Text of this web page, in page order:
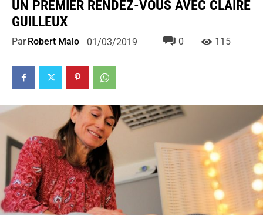
UN PREMIER RENDEZ-VOUS AVEC CLAIRE
GUILLEUX
Par Robert Malo 01/03/2019 0 115